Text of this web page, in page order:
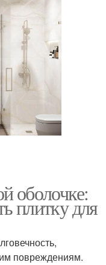
оболочке:
плитку для
повреждениям.